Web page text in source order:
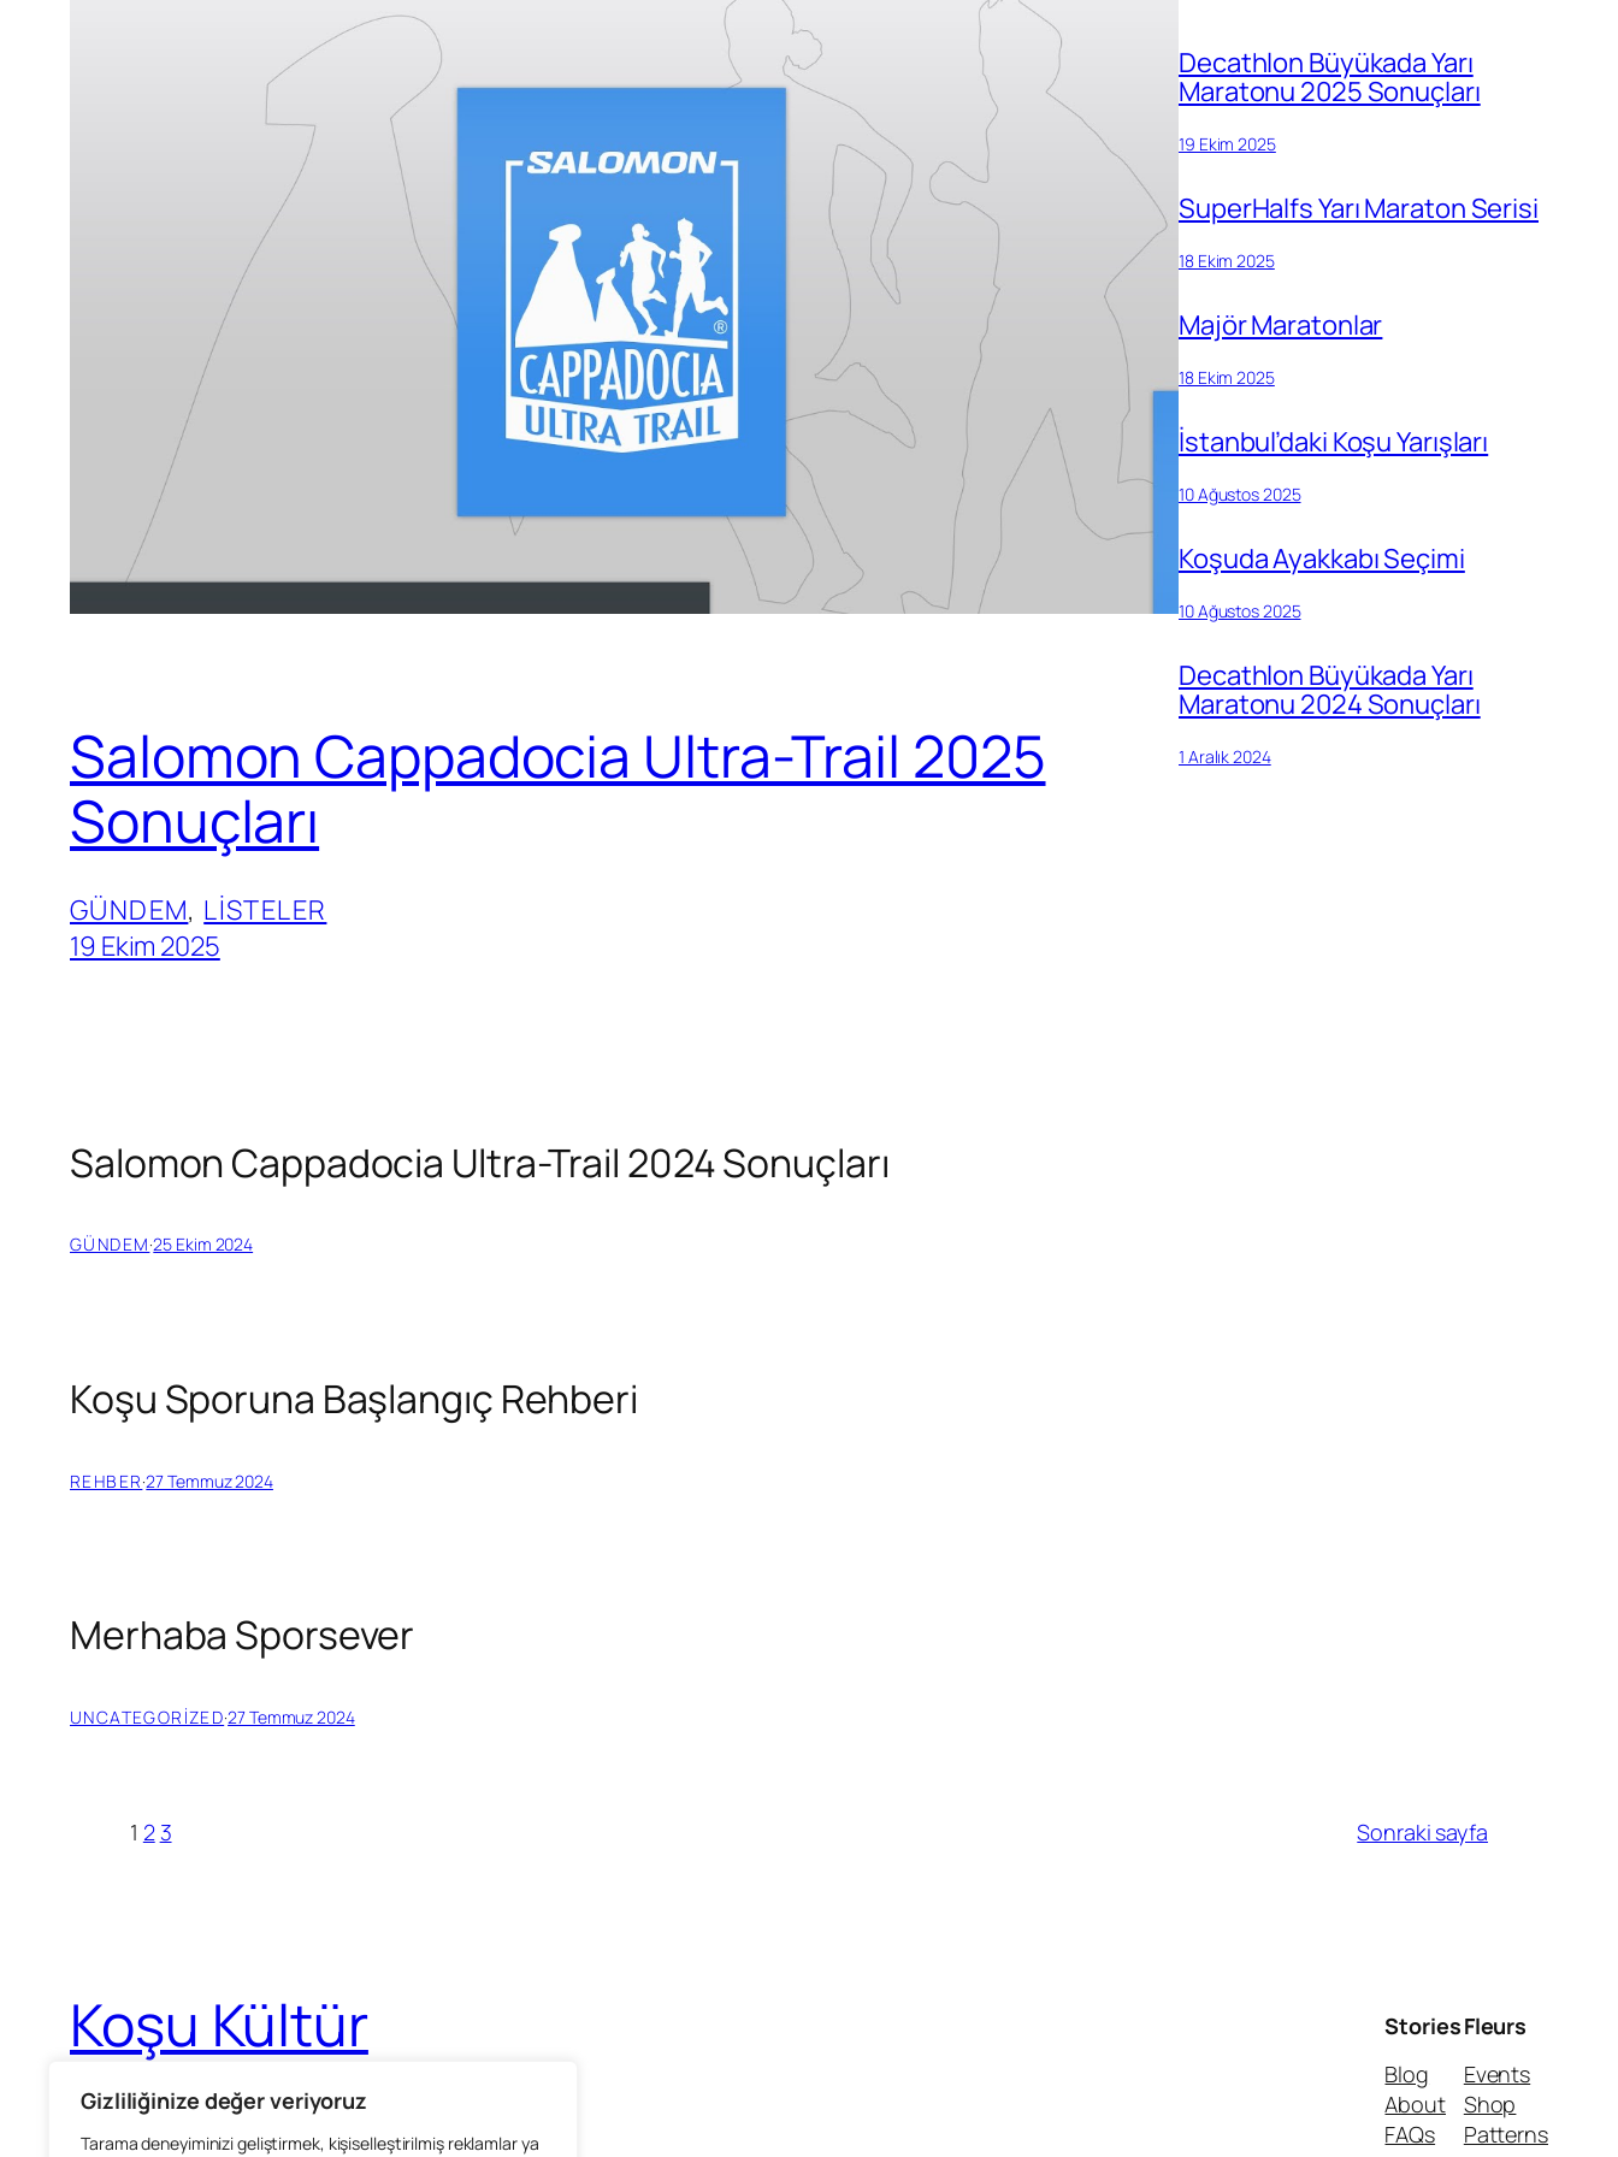
Gizliliğinize değer veriyoruz
Tarama deneyiminizi geliştirmek, kişiselleştirilmiş reklamlar ya
Salomon Cappadocia Ultra-Trail 2025
Sonuçları
GÜNDEM, LISTELER
19 Ekim 2025
Decathlon Büyükada Yarı
Maratonu 2025 Sonuçları
19 Ekim 2025
SuperHalfs Yarı Maraton Serisi
18 Ekim 2025
Majör Maratonlar
18 Ekim 2025
İstanbul’daki Koşu Yarışları
10 Ağustos 2025
Koşuda Ayakkabı Seçimi
10 Ağustos 2025
Decathlon Büyükada Yarı
Maratonu 2024 Sonuçları
1 Aralık 2024
Salomon Cappadocia Ultra-Trail 2024 Sonuçları
GÜNDEM·25 Ekim 2024
Koşu Sporuna Başlangıç Rehberi
REHBER·27 Temmuz 2024
Merhaba Sporsever
UNCATEGORIZED·27 Temmuz 2024
1 23 Sonraki sayfa
Koşu Kültür
Her adımda daha ileri
Stories
Blog
About
FAQs
Fleurs
Events
Shop
Patterns